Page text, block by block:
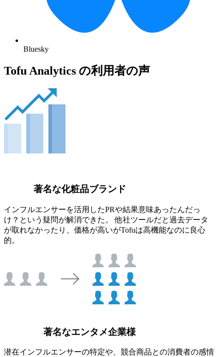
Bluesky
Tofu Analytics の利用者の声
著名な化粧品ブランド
インフルエンサーを活用したPRや結果意味あったんだっ
け？という疑問が解消できた。 他社ツールだと過去データ
が取れなかったり、価格が高いがTofuは高機能なのに良心
的。
著名なエンタメ企業様
潜在インフルエンサーの特定や、競合商品との消費者の感情